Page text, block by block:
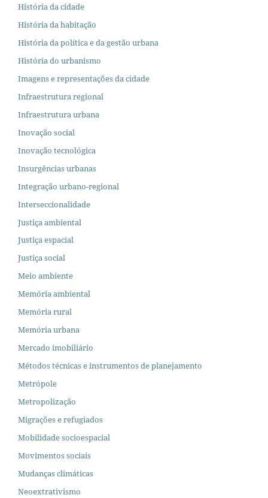
História da cidade
História da habitação
História da política e da gestão urbana
História do urbanismo
Imagens e representações da cidade
Infraestrutura regional
Infraestrutura urbana
Inovação social
Inovação tecnológica
Insurgências urbanas
Integração urbano-regional
Interseccionalidade
Justiça ambiental
Justiça espacial
Justiça social
Meio ambiente
Memória ambiental
Memória rural
Memória urbana
Mercado imobiliário
Métodos técnicas e instrumentos de planejamento
Metrópole
Metropolização
Migrações e refugiados
Mobilidade socioespacial
Movimentos sociais
Mudanças climáticas
Neoextrativismo